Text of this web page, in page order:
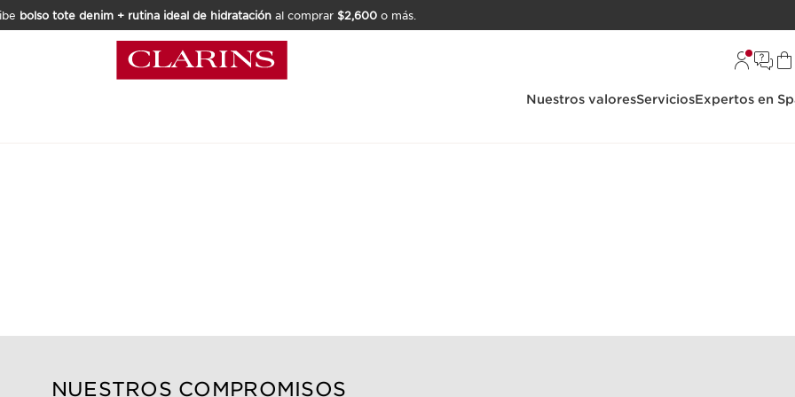
bolso tote denim + rutina ideal de hidratación al comprar $2,600 o más.
Nuestros valoresServiciosExpertos en
NUESTROS COMPROMISOS